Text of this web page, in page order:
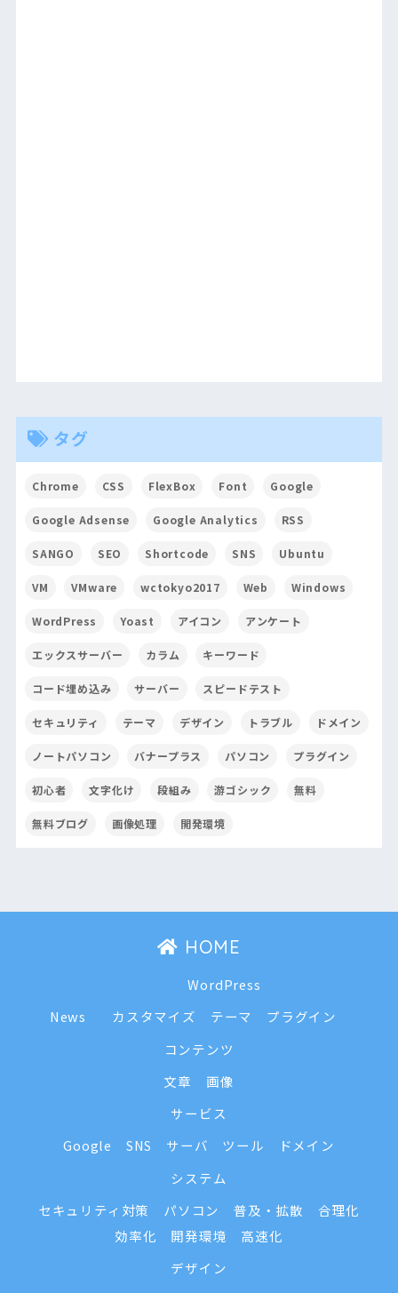
タグ
Chrome CSS FlexBox Font Google
Google Adsense Google Analytics RSS
SANGO SEO Shortcode SNS Ubuntu
VM VMware wctokyo2017 Web Windows
WordPress Yoast アイコン アンケート
エックスサーバー カラム キーワード
コード埋め込み サーバー スピードテスト
セキュリティ テーマ デザイン トラブル ドメイン
ノートパソコン バナープラス パソコン プラグイン
初心者 文字化け 段組み 游ゴシック 無料
無料ブログ 画像処理 開発環境
HOME
News
WordPress
カスタマイズ
テーマ
プラグイン
コンテンツ
文章
画像
サービス
Google
SNS サーバ ツール
ドメイン
システム
セキュリティ対策
パソコン 普及・拡散
合理化
効率化
開発環境
高速化
デザイン